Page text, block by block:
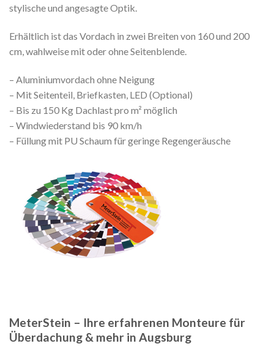
stylische und angesagte Optik.
Erhältlich ist das Vordach in zwei Breiten von 160 und 200
cm, wahlweise mit oder ohne Seitenblende.
– Aluminiumvordach ohne Neigung
– Mit Seitenteil, Briefkasten, LED (Optional)
– Bis zu 150 Kg Dachlast pro m² möglich
– Windwiederstand bis 90 km/h
– Füllung mit PU Schaum für geringe Regengeräusche
MeterStein – Ihre erfahrenen Monteure für
Überdachung & mehr in Augsburg